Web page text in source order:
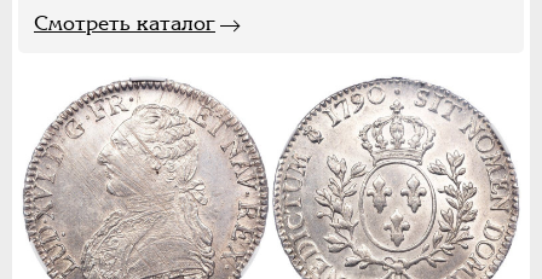
Смотреть каталог